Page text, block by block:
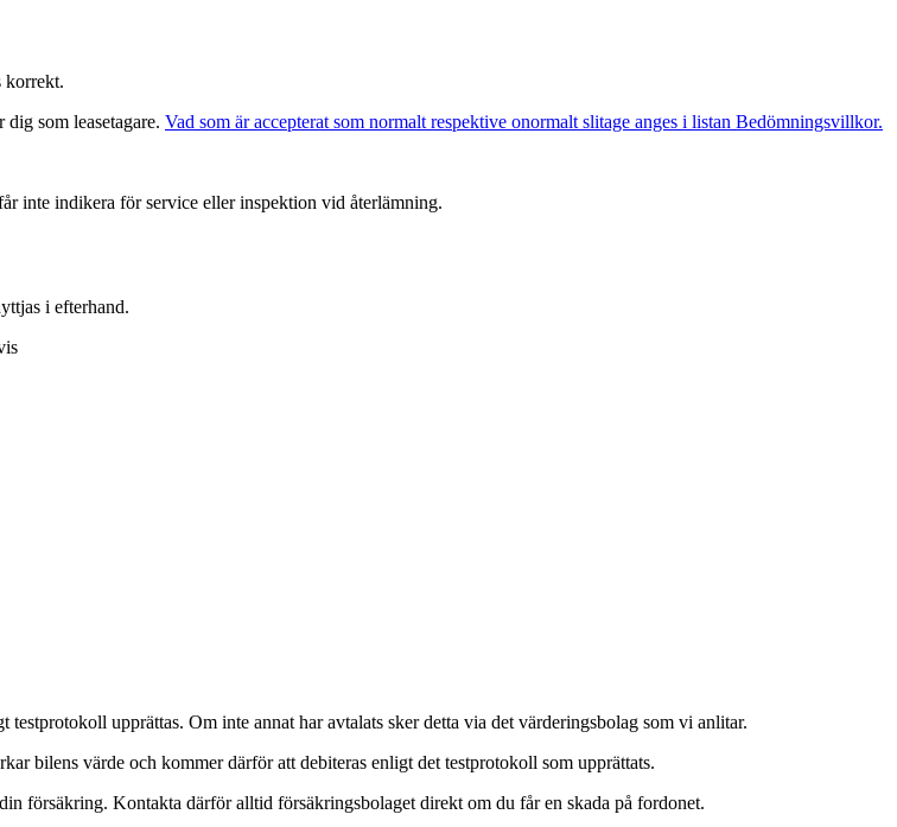
korrekt.
som leasetagare. Vad som är accepterat som normalt respektive onormalt slitage anges i listan Bedömningsvillkor.
inte indikera för service eller inspektion vid återlämning.
i efterhand.
upprättas. Om inte annat har avtalats sker detta via det värderingsbolag som vi anlitar.
bilens värde och kommer därför att debiteras enligt det testprotokoll som upprättats.
försäkring. Kontakta därför alltid försäkringsbolaget direkt om du får en skada på fordonet.